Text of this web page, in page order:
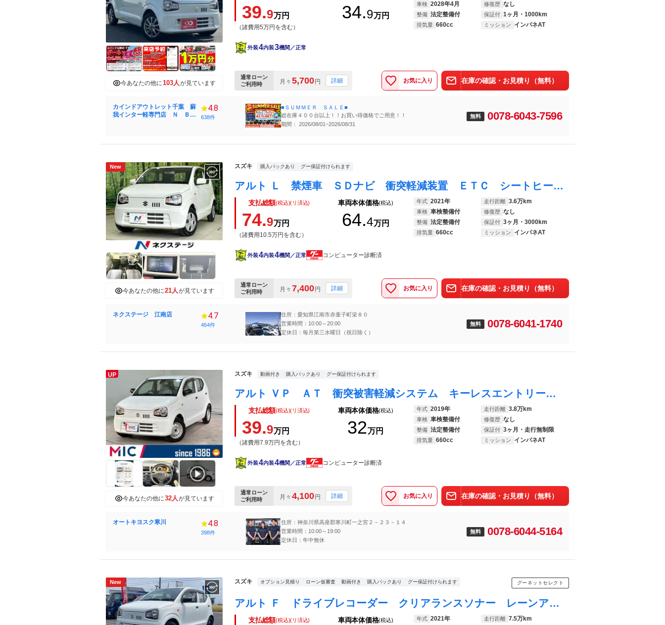
今あなたの他に103人が見ています
39.9万円
（諸費用5万円を含む）
34.9万円
車検 2028年4月 修復歴 なし
整備 法定整備付 保証付 1ヶ月・1000km
排気量 660cc ミッション インパネAT
外装4内装3機関／正常
通常ローン
ご利用時
月々 5,700円 詳細 お気に入り 在庫の確認・お見積り（無料）
カインドアウトレット千葉 蘇
我インター軽専門店 Ｎ ＢＯ
4.8
638件
■ＳＵＭＭＥＲ ＳＡＬＥ■
総在庫４００台以上！！お買い得価格でご用意！！
期間： 2026/08/01~2026/08/31
無料 0078-6043-7596
New
今あなたの他に21人が見ています
スズキ 購入パックあり グー保証付けられます
アルト Ｌ 禁煙車 ＳＤナビ 衝突軽減装置 ＥＴＣ シートヒーター コーナーセンサー 車線逸脱防止支援 キーレス オートライト ＣＤ ＤＶＤ再生 Ｂｌｕｅｔｏｏｔｈ
支払総額(税込)(リ済込)
74.9万円
（諸費用10.5万円を含む）
車両本体価格(税込)
64.4万円
年式 2021年 走行距離 3.6万km
車検 車検整備付 修復歴 なし
整備 法定整備付 保証付 3ヶ月・3000km
排気量 660cc ミッション インパネAT
外装4内装4機関／正常 コンピューター診断済
通常ローン
ご利用時
月々 7,400円 詳細 お気に入り 在庫の確認・お見積り（無料）
ネクステージ 江南店 4.7
464件
住所：愛知県江南市赤童子町栄８０
営業時間：10:00～20:00
定休日：毎月第三水曜日（祝日除く）
無料 0078-6041-1740
UP
今あなたの他に32人が見ています
スズキ 動画付き 購入パックあり グー保証付けられます
アルト ＶＰ ＡＴ 衝突被害軽減システム キーレスエントリー 盗難防止システム ＡＢＳ ＥＳＣ エアコン パワーステアリング パワーウィンドウ
支払総額(税込)(リ済込)
39.9万円
（諸費用7.9万円を含む）
車両本体価格(税込)
32万円
年式 2019年 走行距離 3.8万km
車検 車検整備付 修復歴 なし
整備 法定整備付 保証付 3ヶ月・走行無制限
排気量 660cc ミッション インパネAT
外装4内装4機関／正常 コンピューター診断済
通常ローン
ご利用時
月々 4,100円 詳細 お気に入り 在庫の確認・お見積り（無料）
オートキヨスク寒川 4.8
398件
住所：神奈川県高座郡寒川町一之宮２－２３－１４
営業時間：10:00～19:00
定休日：年中無休
無料 0078-6044-5164
New スズキ オプション見積り ローン仮審査 動画付き 購入パックあり グー保証付けられます グーネットセレクト
アルト Ｆ ドライブレコーダー クリアランスソナー レーンアシスト 衝突被害軽減システム オートライト キーレスエントリー ＡＴ 盗難防止システム ＡＢＳ ＥＳＣ ＣＤ ミュージックプレイヤー接続可
支払総額(税込)(リ済込) 車両本体価格(税込) 年式 2021年 走行距離 7.5万km